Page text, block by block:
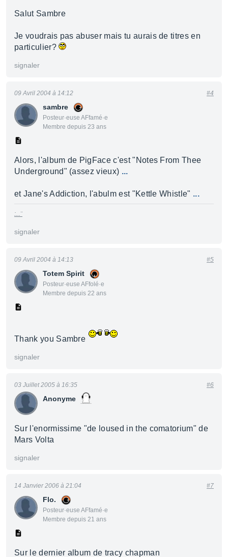
Salut Sambre
Je voudrais pas abuser mais tu aurais de titres en
particulier?
signaler
sambre
Posteur·euse AFfamé·e
Membre depuis 23 ans
09 Avril 2004 à 14:12 #4
Alors, l'album de PigFace c'est "Notes From Thee
Underground" (assez vieux) ...
et Jane's Addiction, l'abulm est "Kettle Whistle" ...
:...¨
signaler
Totem Spirit
Posteur·euse AFfolé·e
Membre depuis 22 ans
09 Avril 2004 à 14:13 #5
Thank you Sambre
signaler
Anonyme
03 Juillet 2005 à 16:35 #6
Sur l'enormissime "de loused in the comatorium" de
Mars Volta
signaler
Flo.
Posteur·euse AFfamé·e
Membre depuis 21 ans
14 Janvier 2006 à 21:04 #7
Sur le dernier album de tracy chapman